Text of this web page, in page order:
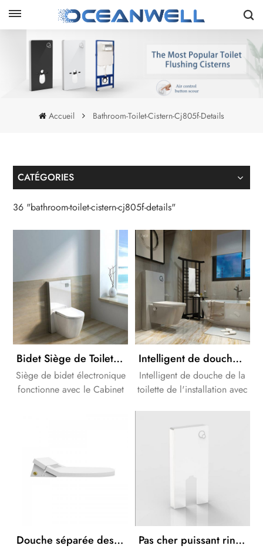
Accueil Bathroom-Toilet-Cistern-Cj805f-Details
CATÉGORIES
36 "bathroom-toilet-cistern-cj805f-details"
Bidet Siège de Toilette avec de la couleur blanche de Cabinet de la citerne
Siège de bidet électronique
fonctionne avec le Cabinet
Intelligent de douche de la toilette de l'installation avec Armoire blanche citerne
Intelligent de douche de la
toilette de l'installation avec
également plus efficace et
Douche séparée des toilettes de l'attachement de la solution avec le Cabinet de la citerne Pas cher puissant rinçage salle de Bain couleur blanc toilettes citerne